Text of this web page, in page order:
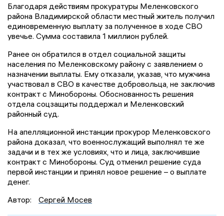
Благодаря действиям прокуратуры Меленковского
района Владимирской области местный житель получил
единовременную выплату за полученное в ходе СВО
увечье. Сумма составила 1 миллион рублей.
Ранее он обратился в отдел социальной защиты
населения по Меленковскому району с заявлением о
назначении выплаты. Ему отказали, указав, что мужчина
участвовал в СВО в качестве добровольца, не заключив
контракт с Минобороны. Обоснованность решения
отдела соцзащиты поддержал и Меленковский
районный суд.
На апелляционной инстанции прокурор Меленковского
района доказал, что военнослужащий выполнял те же
задачи и в тех же условиях, что и лица, заключившие
контракт с Минобороны. Суд отменил решение суда
первой инстанции и принял новое решение – о выплате
денег.
Автор:
Сергей Мосев